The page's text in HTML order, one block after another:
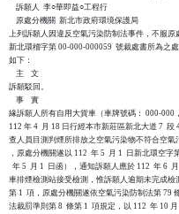
    訴願人  李○華即益○工程行
    原處分機關  新北市政府環境保護局
上列訴願人因違反空氣污染防制法事件，不服原
新北環稽字第 00-000-000059  號裁處書所為之
如下：
    主    文
訴願駁回。
    事    實
緣訴願人所有自用大貨車（車牌號碼： 000-000
112 年 4  月 18 日行經本市新莊區新北大道 7
查人員目測判煙所排放之空氣污染物不符合空氣
，原處分機關遂以 112  年 5  月 1  日新北環空字
年 5  月 1  日函），通知訴願人應於 112  年 6
車排煙檢測站接受檢測，惟訴願人逾期未完成檢
第 1  項，原處分機關遂依空氣污染防制法第 79
法裁罰準則第 8  條第 1  項規定，以 112  年 10